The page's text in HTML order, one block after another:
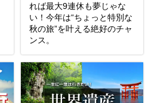
れば最大9連休も夢じゃな
い！今年は“ちょっと特別な
秋の旅”を叶える絶好のチャ
ンス。